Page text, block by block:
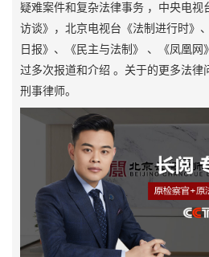
疑难案件和复杂法律事务 ，中央电视
访谈》，北京电视台《法制进行时》
日报》、《民主与法制》 、《凤凰
过多次报道和介绍 。关于的更多法律
刑事律师。